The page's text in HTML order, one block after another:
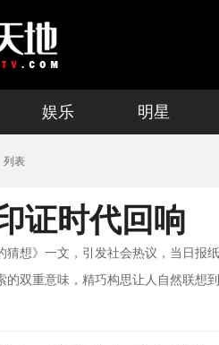
娱乐 明星
表
证时代回响
猜想》一文，引发社会热议，当日报
双重意味，精巧构思让人自然联想